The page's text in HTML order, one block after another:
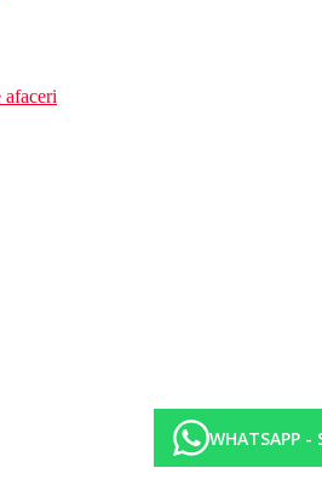
afaceri
WHATSAPP -